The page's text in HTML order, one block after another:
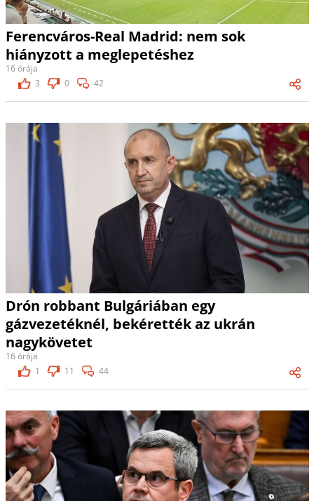
Ferencváros-Real Madrid: nem sok
hiányzott a meglepetéshez
16 órája
3
0 42
Drón robbant Bulgáriában egy
gázvezetéknél, bekérették az ukrán
nagykövetet
16 órája
1
11 44